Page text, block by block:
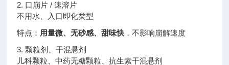
2. 口崩片 / 速溶片
不用水、入口即化类型
特点： 用量微、无砂感、甜味快 ，不影响崩解速度
3. 颗粒剂、干混悬剂
儿科颗粒、中药无糖颗粒、抗生素干混悬剂